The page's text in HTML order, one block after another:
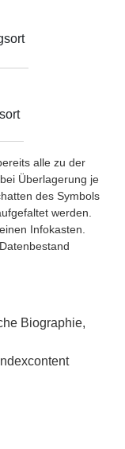
alle zu der
Überlagerung je
des Symbols
werden.
Infokasten.
Biographie,